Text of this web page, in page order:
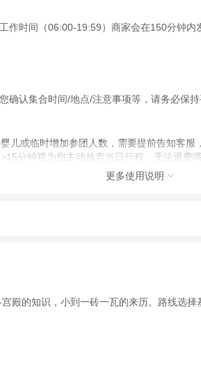
时间（06:00-19:59）商家会在150分钟
认集合时间/地点/注意事项等，请务必保持
或临时增加参团人数，需要提前告知客服
分钟视为您主动放弃当日行程，无法退费
变，请备好防暑降温用品和雨伞；
预留的手机号畅通（节假日可能延后至
更多使用说明 
殿的知识，小到一砖一瓦的来历。路线选